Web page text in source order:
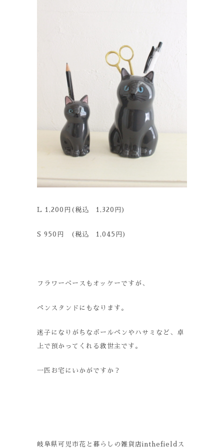
L 1,200円(税込 1,320円)
S 950円 (税込 1,045円)
フラワーベースもオッケーですが、
ペンスタンドにもなります。
迷子になりがちなボールペンやハサミなど、卓
上で預かってくれる救世主です。
一匹お宅にいかがですか？
岐阜県可児市花と暮らしの雑貨店inthefieldス